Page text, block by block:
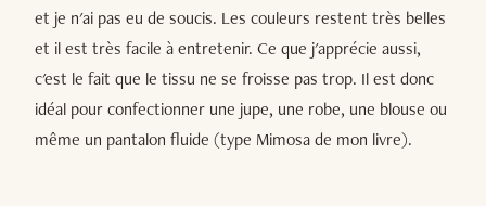
et je n'ai pas eu de soucis. Les couleurs restent très belles
et il est très facile à entretenir. Ce que j'apprécie aussi,
c'est le fait que le tissu ne se froisse pas trop. Il est donc
idéal pour confectionner une jupe, une robe, une blouse ou
même un pantalon fluide (type Mimosa de mon livre).